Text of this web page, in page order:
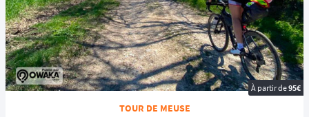
À partir de95€
TOUR DE MEUSE